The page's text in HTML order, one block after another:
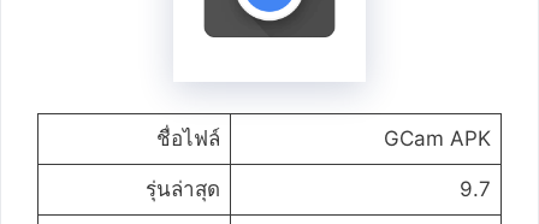
ชื่อไฟล์ GCam APK
รุ่นล่าสุด 9.7